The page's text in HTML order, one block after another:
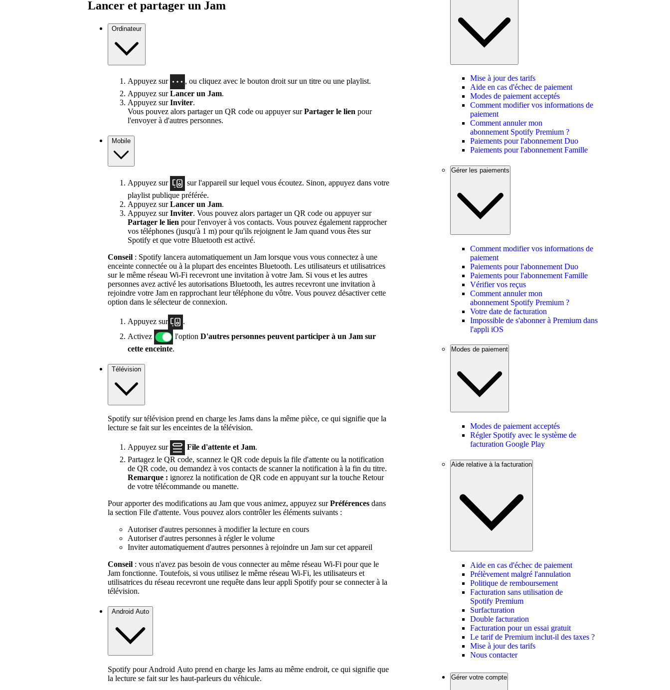
Lancer et partager un Jam
Ordinateur
Appuyez sur
, ou cliquez avec le bouton droit sur un titre ou une playlist.
Appuyez surLancer un Jam.
Appuyez surInviter.
Vous pouvez alors partager un QR code ou appuyer surPartager le lien pour
l'envoyer à d'autres personnes.
Mobile
Appuyez sur
sur l'appareil sur lequel vous écoutez. Sinon, appuyez dans votre
playlist publique préférée.
Appuyez surLancer un Jam.
Appuyez surInviter. Vous pouvez alors partager un QR code ou appuyer sur
Partager le lien pour l'envoyer à vos contacts. Vous pouvez également rapprocher
vos téléphones (jusqu'à 1 m) pour qu'ils rejoignent le Jam quand vous êtes sur
Spotify et que votre Bluetooth est activé.
Conseil : Spotify lancera automatiquement un Jam lorsque vous vous connectez à une
enceinte connectée ou à la plupart des enceintes Bluetooth. Les utilisateurs et utilisatrices
sur le même réseau Wi-Fi recevront une invitation à votre Jam. Si vous et les autres
personnes avez activé les autorisations Bluetooth, les autres recevront une invitation à
rejoindre votre Jam en rapprochant leur téléphone du vôtre. Vous pouvez désactiver cette
option dans le sélecteur de connexion.
Appuyez sur
.
Activez
l'option D'autres personnes peuvent participer à un Jam sur
cette enceinte.
Télévision
Spotify sur télévision prend en charge les Jams dans la même pièce, ce qui signifie que la
lecture se fait sur les enceintes de la télévision.
Appuyez sur File d'attente et Jam.
Partagez le QR code, scannez le QR code depuis la file d'attente ou la notification
de QR code, ou demandez à vos contacts de scanner la notification à la fin du titre.
Remarque : ignorez la notification de QR code en appuyant sur la touche Retour
de votre télécommande ou manette.
Pour apporter des modifications au Jam que vous animez, appuyez surPréférences dans
la section File d'attente. Vous pouvez alors contrôler les éléments suivants :
Autoriser d'autres personnes à modifier la lecture en cours
Autoriser d'autres personnes à régler le volume
Inviter automatiquement d'autres personnes à rejoindre un Jam sur cet appareil
Conseil : vous n'avez pas besoin de vous connecter au même réseau Wi-Fi pour que le
Jam fonctionne. Toutefois, si vous utilisez le même réseau Wi-Fi, les utilisateurs et
utilisatrices du réseau recevront une requête dans leur appli Spotify pour se connecter à la
télévision.
Android Auto
Spotify pour Android Auto prend en charge les Jams au même endroit, ce qui signifie que
la lecture se fait sur les haut-parleurs du véhicule.
Mise à jour des tarifs
Aide en cas d'échec de paiement
Modes de paiement acceptés
Comment modifier vos informations de
paiement
Comment annuler mon
abonnement Spotify Premium ?
Paiements pour l'abonnement Duo
Paiements pour l'abonnement Famille
Gérer les paiements
Comment modifier vos informations de
paiement
Paiements pour l'abonnement Duo
Paiements pour l'abonnement Famille
Vérifier vos reçus
Comment annuler mon
abonnement Spotify Premium ?
Votre date de facturation
Impossible de s'abonner à Premium dans
l'appli iOS
Modes de paiement
Modes de paiement acceptés
Régler Spotify avec le système de
facturation Google Play
Aide relative à la facturation
Aide en cas d'échec de paiement
Prélèvement malgré l'annulation
Politique de remboursement
Facturation sans utilisation de
Spotify Premium
Surfacturation
Double facturation
Facturation pour un essai gratuit
Le tarif de Premium inclut-il des taxes ?
Mise à jour des tarifs
Nous contacter
Gérer votre compte